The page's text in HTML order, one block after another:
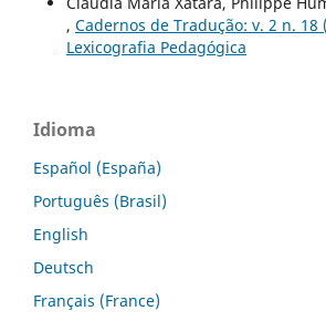
, Cadernos de Tradução: v. 2 n. 18
Lexicografia Pedagógica
Idioma
Español (España)
Português (Brasil)
English
Deutsch
Français (France)